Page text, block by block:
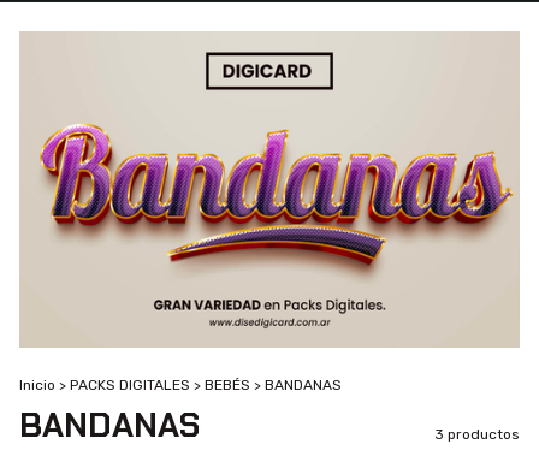
Inicio > PACKS DIGITALES > BEBÉS > BANDANAS
BANDANAS 3 productos